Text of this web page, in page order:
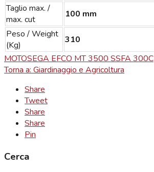
Taglio max. /
max. cut
100 mm
Peso / Weight
(Kg)
310
MOTOSEGA EFCO MT 3500 SSFA 300C
Torna a: Giardinaggio e Agricoltura
Share
Tweet
Share
Share
Pin
Cerca